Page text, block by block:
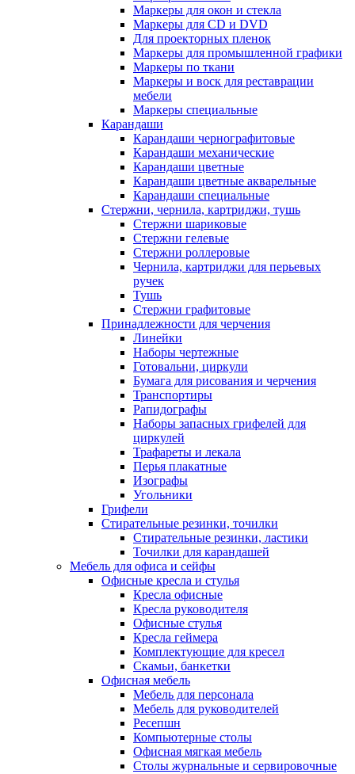
Маркеры для окон и стекла
Маркеры для CD и DVD
Для проекторных пленок
Маркеры для промышленной графики
Маркеры по ткани
Маркеры и воск для реставрации
мебели
Маркеры специальные
Карандаши
Карандаши чернографитовые
Карандаши механические
Карандаши цветные
Карандаши цветные акварельные
Карандаши специальные
Стержни, чернила, картриджи, тушь
Стержни шариковые
Стержни гелевые
Стержни роллеровые
Чернила, картриджи для перьевых
ручек
Тушь
Стержни графитовые
Принадлежности для черчения
Линейки
Наборы чертежные
Готовальни, циркули
Бумага для рисования и черчения
Транспортиры
Рапидографы
Наборы запасных грифелей для
циркулей
Трафареты и лекала
Перья плакатные
Изографы
Угольники
Грифели
Стирательные резинки, точилки
Стирательные резинки, ластики
Точилки для карандашей
Мебель для офиса и сейфы
Офисные кресла и стулья
Кресла офисные
Кресла руководителя
Офисные стулья
Кресла геймера
Комплектующие для кресел
Скамьи, банкетки
Офисная мебель
Мебель для персонала
Мебель для руководителей
Ресепшн
Компьютерные столы
Офисная мягкая мебель
Столы журнальные и сервировочные